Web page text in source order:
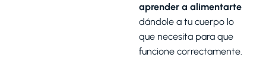
aprender a alimentarte
dándole a tu cuerpo lo
que necesita para que
funcione correctamente.